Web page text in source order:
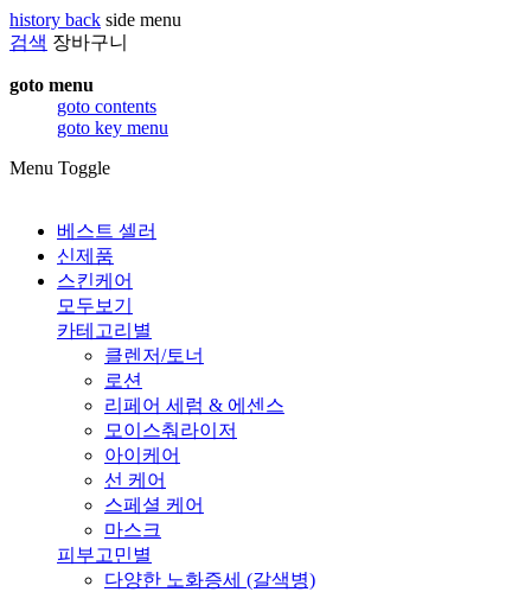
history back side menu
검색 장바구니
goto menu
goto contents
goto key menu
Menu Toggle
베스트 셀러
신제품
스킨케어
모두보기
카테고리별
클렌저/토너
로션
리페어 세럼 & 에센스
모이스춰라이저
아이케어
선 케어
스페셜 케어
마스크
피부고민별
다양한 노화증세 (갈색병)